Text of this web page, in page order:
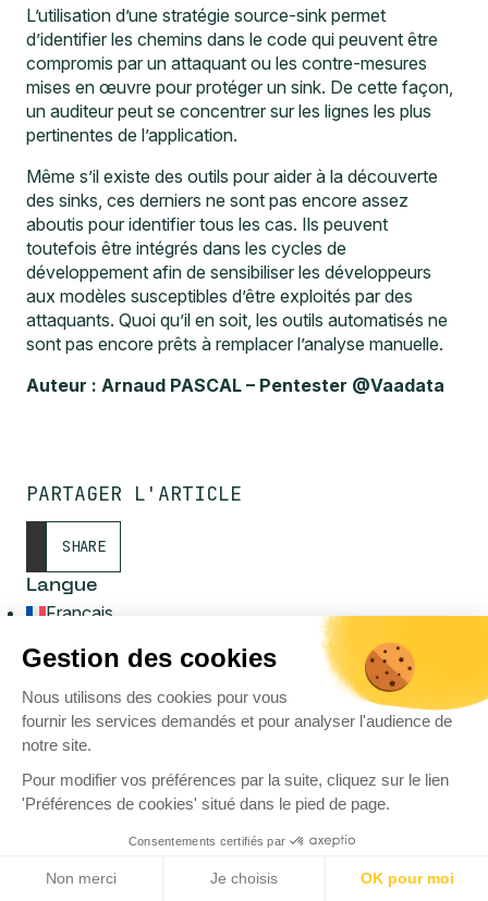
Gestion des cookies
Nous utilisons des cookies pour vous
fournir les services demandés et pour analyser l'audience de
notre site.
Pour modifier vos préférences par la suite, cliquez sur le lien
'Préférences de cookies' situé dans le pied de page.
Consentements certifiés par
Non merci Je choisis OK pour moi
L’utilisation d’une stratégie source-sink permet
d’identifier les chemins dans le code qui peuvent être
compromis par un attaquant ou les contre-mesures
mises en œuvre pour protéger un sink. De cette façon,
un auditeur peut se concentrer sur les lignes les plus
pertinentes de l’application.
Même s’il existe des outils pour aider à la découverte
des sinks, ces derniers ne sont pas encore assez
aboutis pour identifier tous les cas. Ils peuvent
toutefois être intégrés dans les cycles de
développement afin de sensibiliser les développeurs
aux modèles susceptibles d’être exploités par des
attaquants. Quoi qu’il en soit, les outils automatisés ne
sont pas encore prêts à remplacer l’analyse manuelle.
Auteur : Arnaud PASCAL – Pentester @Vaadata
PARTAGER L'ARTICLE
SHARE
Langue
Français
RECEVEZ DES INFORMATIONS DE SÉCURITÉ OFFENSIVE
(SÉLECTION D’ARTICLES, ÉVÈNEMENTS, FORMATIONS …)